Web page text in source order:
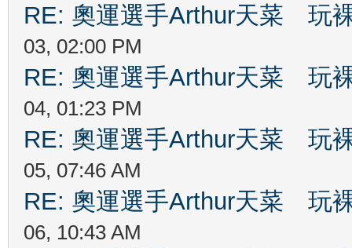
RE: 奧運選手Arthur天菜 玩
03, 02:00 PM
RE: 奧運選手Arthur天菜 玩
04, 01:23 PM
RE: 奧運選手Arthur天菜 玩
05, 07:46 AM
RE: 奧運選手Arthur天菜 玩
06, 10:43 AM